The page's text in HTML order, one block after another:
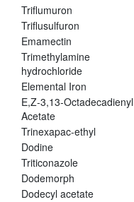
Triflumuron
Triflusulfuron
Emamectin
Trimethylamine
hydrochloride
Elemental Iron
E,Z-3,13-Octadecadienyl
Acetate
Trinexapac-ethyl
Dodine
Triticonazole
Dodemorph
Dodecyl acetate